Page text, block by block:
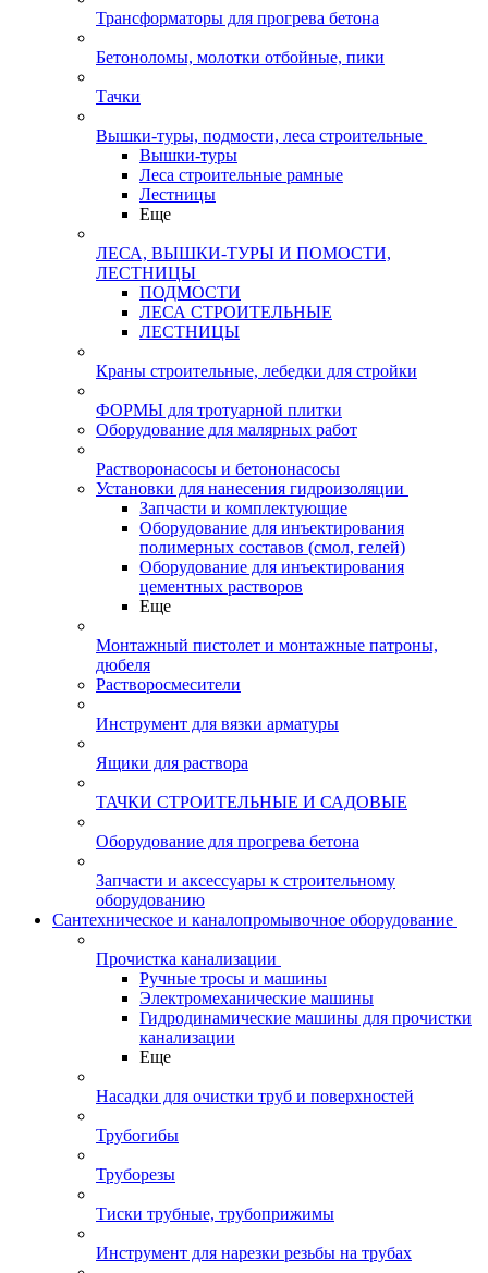
Трансформаторы для прогрева бетона
Бетоноломы, молотки отбойные, пики
Тачки
Вышки-туры, подмости, леса строительные
Вышки-туры
Леса строительные рамные
Лестницы
Еще
ЛЕСА, ВЫШКИ-ТУРЫ И ПОМОСТИ,
ЛЕСТНИЦЫ
ПОДМОСТИ
ЛЕСА СТРОИТЕЛЬНЫЕ
ЛЕСТНИЦЫ
Краны строительные, лебедки для стройки
ФОРМЫ для тротуарной плитки
Оборудование для малярных работ
Растворонасосы и бетононасосы
Установки для нанесения гидроизоляции
Запчасти и комплектующие
Оборудование для инъектирования
полимерных составов (смол, гелей)
Оборудование для инъектирования
цементных растворов
Еще
Монтажный пистолет и монтажные патроны,
дюбеля
Растворосмесители
Инструмент для вязки арматуры
Ящики для раствора
ТАЧКИ СТРОИТЕЛЬНЫЕ И САДОВЫЕ
Оборудование для прогрева бетона
Запчасти и аксессуары к строительному
оборудованию
Сантехническое и каналопромывочное оборудование
Прочистка канализации
Ручные тросы и машины
Электромеханические машины
Гидродинамические машины для прочистки
канализации
Еще
Насадки для очистки труб и поверхностей
Трубогибы
Труборезы
Тиски трубные, трубоприжимы
Инструмент для нарезки резьбы на трубах